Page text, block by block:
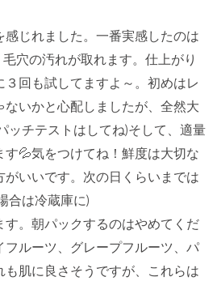
じれました。一番実感したのは
穴の汚れが取れます。仕上がり
回も試してますよ～。初めはレ
いかと心配しましたが、全然大
ッチテストはしてね)そして、適量
す💦気をつけてね！鮮度は大切な
いいです。次の日くらいまでは
合は冷蔵庫に)
す。朝パックするのはやめてくだ
フルーツ、グレープフルーツ、パ
肌に良さそうですが、 これらは